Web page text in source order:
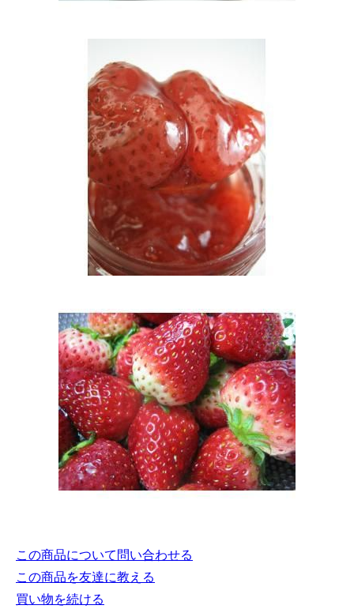
この商品について問い合わせる
この商品を友達に教える
買い物を続ける